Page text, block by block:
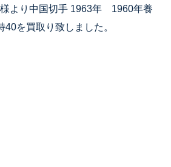
より中国切手 1963年 1960年養
を買取り致しました。